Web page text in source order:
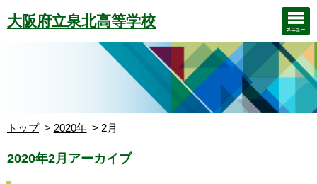
大阪府立泉北高等学校
トップ 2020年 2月
2020年2月アーカイブ